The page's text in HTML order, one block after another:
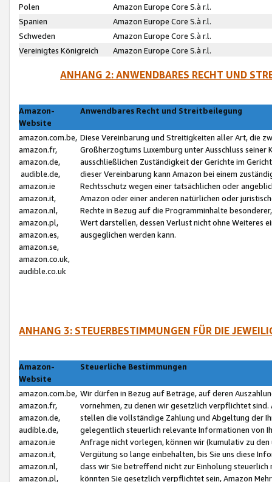
Polen
Amazon Europe Core S.à r.l.
Spanien
Amazon Europe Core S.à r.l.
Schweden
Amazon Europe Core S.à r.l.
Vereinigtes Königreich
Amazon Europe Core S.à r.l.
ANHANG 2: ANWENDBARES RECHT UND
Amazon-
Website
Anwendbares Recht und Streitbeilegung
amazon.com.be,
amazon.fr,
amazon.de,
audible.de,
amazon.ie
amazon.it,
amazon.nl,
amazon.pl,
amazon.es,
amazon.se,
amazon.co.uk,
audible.co.uk
Diese Vereinbarung und Streitigkeiten aller Art, die
Großherzogtums Luxemburg unter Ausschluss
ausschließlichen Zuständigkeit der Gerichte im
dieser Vereinbarung kann Amazon bei einem
Rechtsschutz wegen einer tatsächlichen oder
Amazon oder einer anderen natürlichen oder
Rechte in Bezug auf die Programminhalte
Wert darstellen, dessen Verlust nicht ohne Weiteres
ausgeglichen werden kann.
ANHANG 3: STEUERBESTIMMUNGEN FÜR DIE
Amazon-
Website
Steuerliche Bestimmungen
amazon.com.be,
amazon.fr,
amazon.de,
audible.de,
amazon.ie
amazon.it,
amazon.nl,
amazon.pl,
Wir dürfen in Bezug auf Beträge, auf deren
vornehmen, zu denen wir gesetzlich verpflichtet
stellen die vollständige Zahlung und Abgeltung der
gelegentlich steuerlich relevante Informationen von
Anfrage nicht vorlegen, können wir (kumulativ zu
Vergütung so lange einbehalten, bis Sie uns diese
dass wir Sie betreffend nicht zur Einholung
könnten Sie gesetzlich verpflichtet sein, Amazon